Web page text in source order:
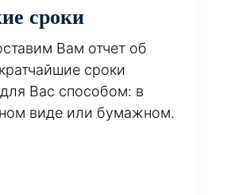
сроки
Вам отчет об
сроки
Вас способом: в
виде или бумажном.